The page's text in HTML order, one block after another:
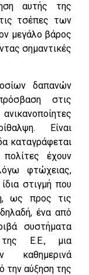
αυτής της
τσέπες των
μεγάλο βάρος
σημαντικές
δαπανών
στις
Είναι
καταγράφεται
έχουν
φτώχειας,
στιγμή που
ως προς τις
ένα από
συστήματα
Ε.Ε., μια
καθημερινά
την αύξηση της